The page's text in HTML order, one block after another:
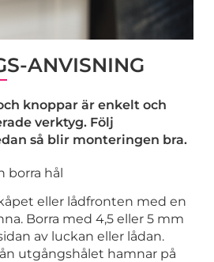
ANVISNING
knoppar är enkelt och
verktyg. Följ
så blir monteringen bra.
borra hål
eller lådfronten med en
Borra med 4,5 eller 5 mm
av luckan eller lådan.
utgångshålet hamnar på